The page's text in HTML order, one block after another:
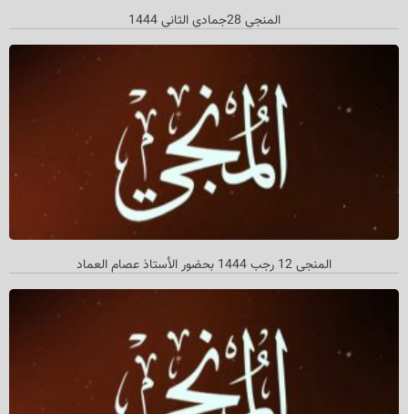
المنجي 28جمادي الثاني 1444
المنجي 12 رجب 1444 بحضور الأستاذ عصام العماد